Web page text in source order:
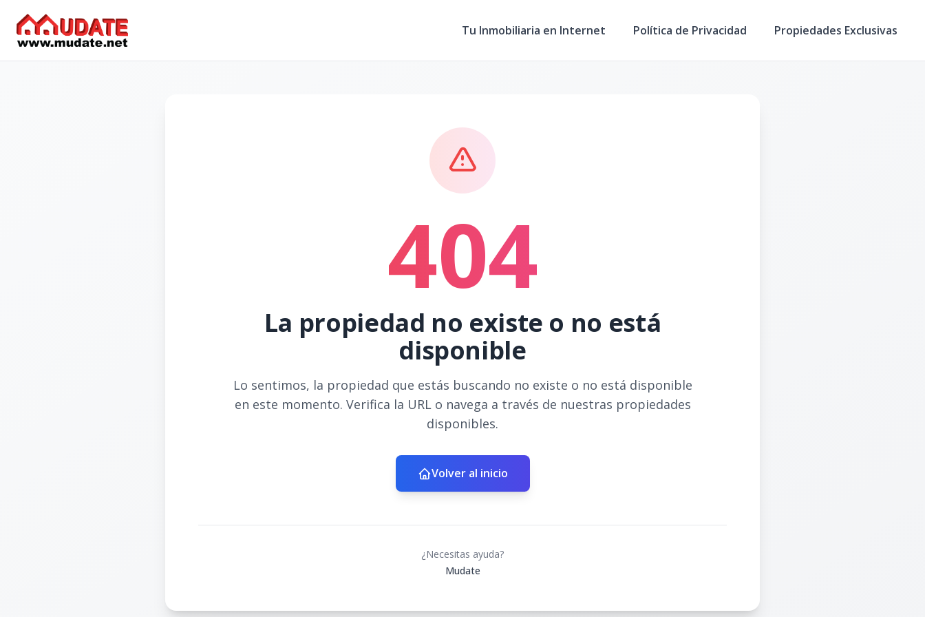
Tu Inmobiliaria en Internet Política de Privacidad Propiedades Exclusivas
404
La propiedad no existe o no está
disponible
Lo sentimos, la propiedad que estás buscando no existe o no está disponible
en este momento. Verifica la URL o navega a través de nuestras propiedades
disponibles.
Volver al inicio
¿Necesitas ayuda?
Mudate